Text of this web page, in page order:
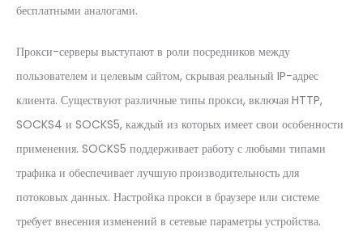
бесплатными аналогами.
Прокси-серверы выступают в роли посредников между
пользователем и целевым сайтом, скрывая реальный IP-адрес
клиента. Существуют различные типы прокси, включая HTTP,
SOCKS4 и SOCKS5, каждый из которых имеет свои особенности
применения. SOCKS5 поддерживает работу с любыми типами
трафика и обеспечивает лучшую производительность для
потоковых данных. Настройка прокси в браузере или системе
требует внесения изменений в сетевые параметры устройства.